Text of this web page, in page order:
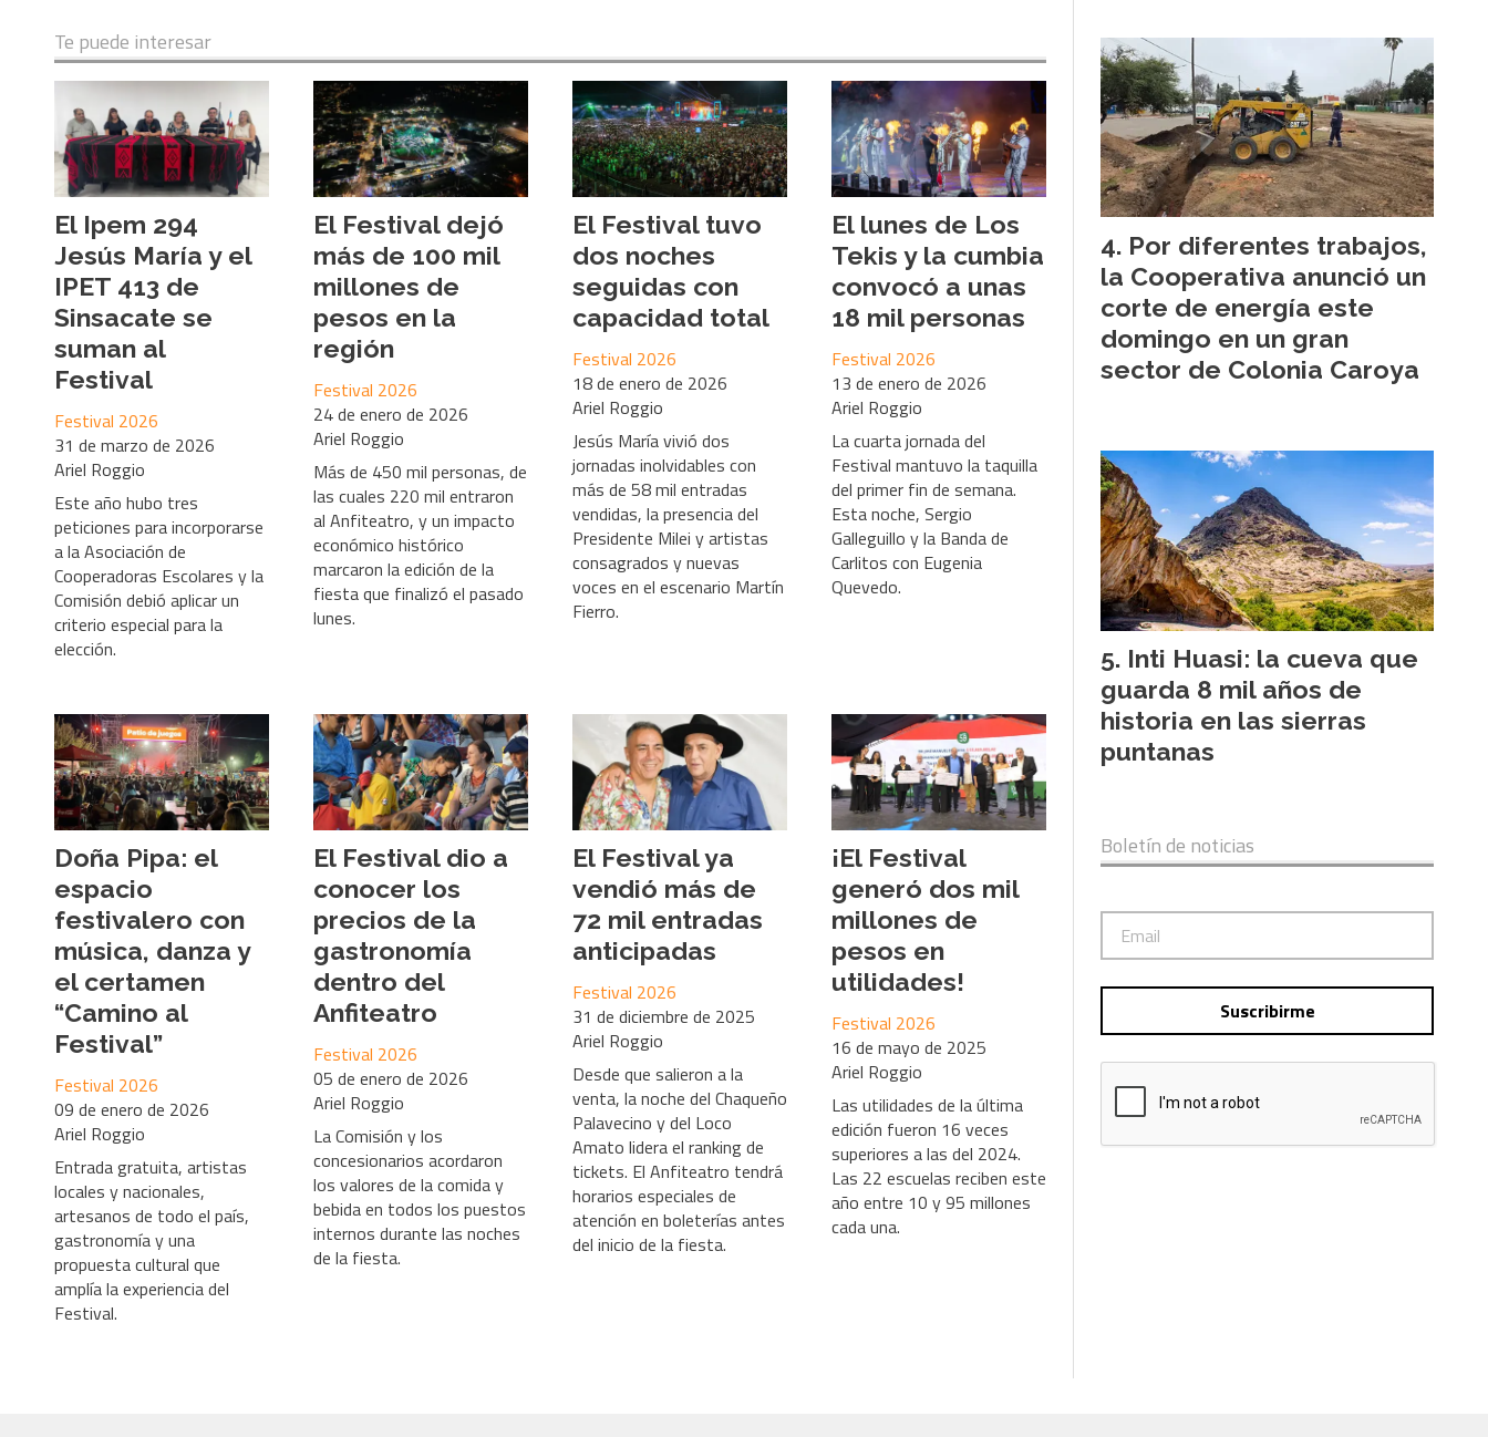
Te puede interesar
El Ipem 294
Jesús María y el
IPET 413 de
Sinsacate se
suman al
Festival
Ariel Roggio
Festival 2026
31 de marzo de 2026
Este año hubo tres
peticiones para incorporarse
a la Asociación de
Cooperadoras Escolares y la
Comisión debió aplicar un
criterio especial para la
elección.
El Festival dejó
más de 100 mil
millones de
pesos en la
región
Ariel Roggio
Festival 2026
24 de enero de 2026
Más de 450 mil personas, de
las cuales 220 mil entraron
al Anfiteatro, y un impacto
económico histórico
marcaron la edición de la
fiesta que finalizó el pasado
lunes.
El Festival tuvo
dos noches
seguidas con
capacidad total
Ariel Roggio
Festival 2026
18 de enero de 2026
Jesús María vivió dos
jornadas inolvidables con
más de 58 mil entradas
vendidas, la presencia del
Presidente Milei y artistas
consagrados y nuevas
voces en el escenario Martín
Fierro.
El lunes de Los
Tekis y la cumbia
convocó a unas
18 mil personas
Ariel Roggio
Festival 2026
13 de enero de 2026
La cuarta jornada del
Festival mantuvo la taquilla
del primer fin de semana.
Esta noche, Sergio
Galleguillo y la Banda de
Carlitos con Eugenia
Quevedo.
Doña Pipa: el
espacio
festivalero con
música, danza y
el certamen
“Camino al
Festival”
Ariel Roggio
Festival 2026
09 de enero de 2026
Entrada gratuita, artistas
locales y nacionales,
artesanos de todo el país,
gastronomía y una
propuesta cultural que
amplía la experiencia del
Festival.
El Festival dio a
conocer los
precios de la
gastronomía
dentro del
Anfiteatro
Ariel Roggio
Festival 2026
05 de enero de 2026
La Comisión y los
concesionarios acordaron
los valores de la comida y
bebida en todos los puestos
internos durante las noches
de la fiesta.
El Festival ya
vendió más de
72 mil entradas
anticipadas
Ariel Roggio
Festival 2026
31 de diciembre de 2025
Desde que salieron a la
venta, la noche del Chaqueño
Palavecino y del Loco
Amato lidera el ranking de
tickets. El Anfiteatro tendrá
horarios especiales de
atención en boleterías antes
del inicio de la fiesta.
¡El Festival
generó dos mil
millones de
pesos en
utilidades!
Ariel Roggio
Festival 2026
16 de mayo de 2025
Las utilidades de la última
edición fueron 16 veces
superiores a las del 2024.
Las 22 escuelas reciben este
año entre 10 y 95 millones
cada una.
Por diferentes trabajos,
la Cooperativa anunció un
corte de energía este
domingo en un gran
sector de Colonia Caroya
Inti Huasi: la cueva que
guarda 8 mil años de
historia en las sierras
puntanas
Boletín de noticias
Suscribirme